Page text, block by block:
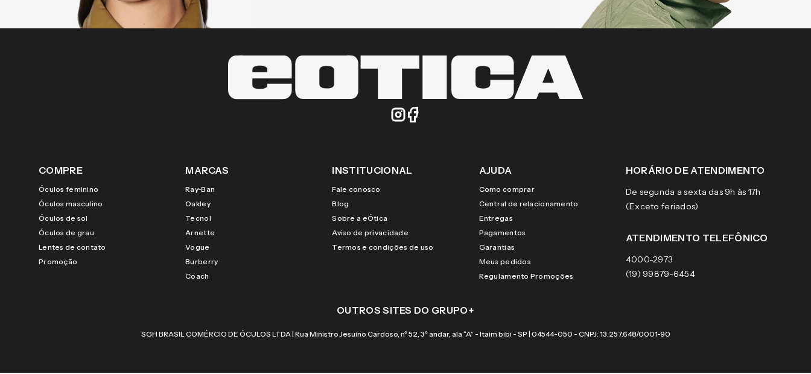
COMPRE
Óculos feminino
Óculos masculino
Óculos de sol
Óculos de grau
Lentes de contato
Promoção
MARCAS
Ray-Ban
Oakley
Tecnol
Arnette
Vogue
Burberry
Coach
INSTITUCIONAL
Fale conosco
Blog
Sobre a eÓtica
Aviso de privacidade
Termos e condições de uso
AJUDA
Como comprar
Central de relacionamento
Entregas
Pagamentos
Garantias
Meus pedidos
Regulamento Promoções
HORÁRIO DE ATENDIMENTO
De segunda a sexta das 9h às 17h
(Exceto feriados)
ATENDIMENTO TELEFÔNICO
4000-2973
(19) 99879-6454
OUTROS SITES DO GRUPO+
SGH BRASIL COMÉRCIO DE ÓCULOS LTDA | Rua Ministro Jesuíno Cardoso, nº 52, 3º andar, ala “A” - Itaim bibi - SP | 04544-050 - CNPJ: 13.257.648/0001-90